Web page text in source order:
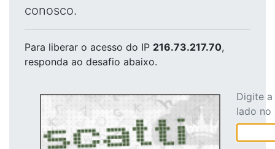
conosco.
Para liberar o acesso do IP 216.73.217.70,
responda ao desafio abaixo.
Digite
lado no